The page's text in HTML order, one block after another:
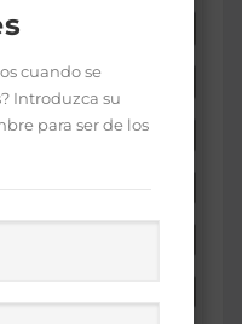
cuando se
Introduzca su
para ser de los